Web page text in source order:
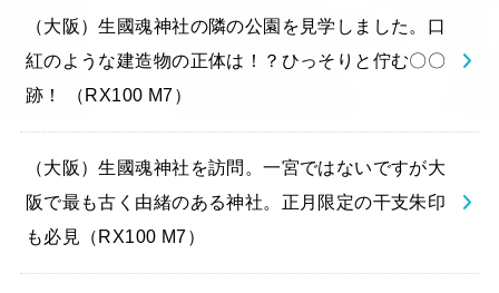
（大阪）生國魂神社の隣の公園を見学しました。口
紅のような建造物の正体は！？ひっそりと佇む〇〇
跡！ （RX100 M7）
（大阪）生國魂神社を訪問。一宮ではないですが大
阪で最も古く由緒のある神社。正月限定の干支朱印
も必見（RX100 M7）